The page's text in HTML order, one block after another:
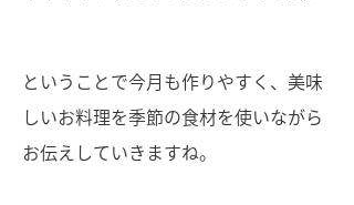
ということで今月も作りやすく、美味
しいお料理を季節の食材を使いながら
お伝えしていきますね。